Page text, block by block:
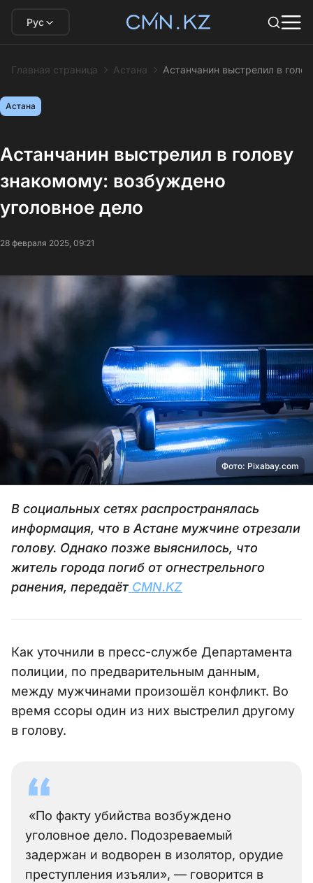
Рус
Главная страница Астана Астанчанин выстрелил в
Астана
Астанчанин выстрелил в голову
знакомому: возбуждено
уголовное дело
28 февраля 2025, 09:21
Фото: Pixabay.com
В социальных сетях распространялась
информация, что в Астане мужчине отрезали
голову. Однако позже выяснилось, что
житель города погиб от огнестрельного
ранения, передаётCMN.KZ
Как уточнили в пресс-службе Департамента
полиции, по предварительным данным,
между мужчинами произошёл конфликт. Во
время ссоры один из них выстрелил другому
в голову.
«По факту убийства возбуждено
уголовное дело. Подозреваемый
задержан и водворен в изолятор, орудие
преступления изъяли», — говорится в